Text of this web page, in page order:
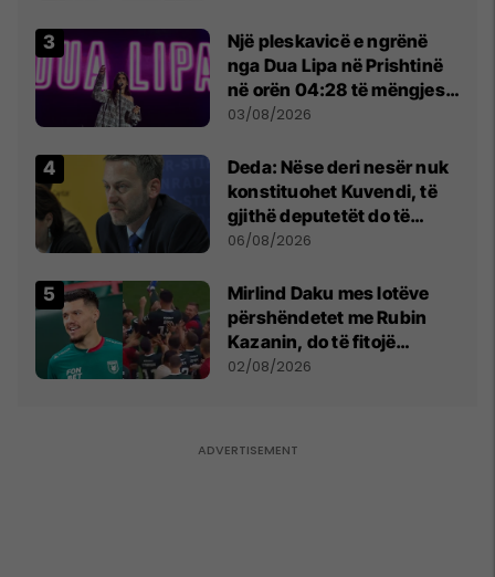
Një pleskavicë e ngrënë
nga Dua Lipa në Prishtinë
në orën 04:28 të mëngjesit
- dhe bota digjitale serbe
03/08/2026
Deda: Nëse deri nesër nuk
konstituohet Kuvendi, të
gjithë deputetët do të
bëjnë shkelje të rëndë
06/08/2026
Mirlind Daku mes lotëve
përshëndetet me Rubin
Kazanin, do të fitojë
miliona te Spartak Moska
02/08/2026